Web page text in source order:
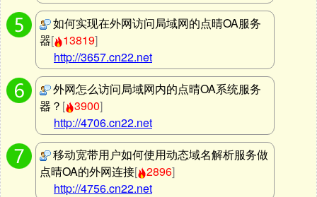
如何实现在外网访问局域网的点晴OA服务
器[ 13819]
http://3657.cn22.net
外网怎么访问局域网内的点晴OA系统服务
器？ [ 3900]
http://4706.cn22.net
移动宽带用户如何使用动态域名解析服务做
点晴OA的外网连接[ 2896]
http://4756.cn22.net